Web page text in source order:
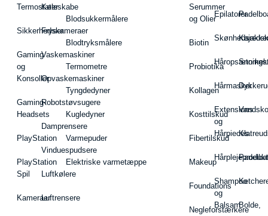
Termostater
Sikkerhedskameraer
Gaming
og
Konsoller
Gaming-
Headsets
PlayStation
PlayStation
Spil
Kameraer
Køleskabe
Fryser
Vaskemaskiner
Opvaskemaskiner
Robotstøvsugere
Damprensere
Vinduespudsere
Luftkølere
Luftrensere
Blodsukkermålere
Blodtryksmålere
Termometre
Tyngdedyner
Kugledyner
Varmepuder
Elektriske varmetæppe
Serummer
og Olier
Biotin
Probiotika
Kollagen
Kosttilskud
Fibertilskud
Makeup
Foundations
Negleforstærkere
Epilatorer
Hårmasker
Extensions
og
Hårpieces
Shampoo
og
Balsam
Vandsko
Bolde,